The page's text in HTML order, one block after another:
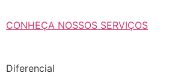
CONHEÇA NOSSOS SERVIÇOS
Diferencial